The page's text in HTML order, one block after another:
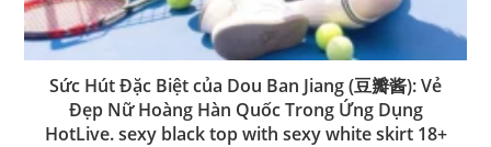
Sức Hút Đặc Biệt của Dou Ban Jiang (豆瓣酱): Vẻ
Đẹp Nữ Hoàng Hàn Quốc Trong Ứng Dụng
HotLive. sexy black top with sexy white skirt 18+